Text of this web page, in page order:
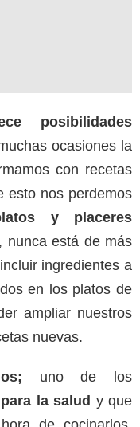
posibilidades
ocasiones la
con recetas
esto nos perdemos
y placeres
nunca está de más
ingredientes a
en los platos de
ampliar nuestros
nuevas.
uno de los
la salud y que